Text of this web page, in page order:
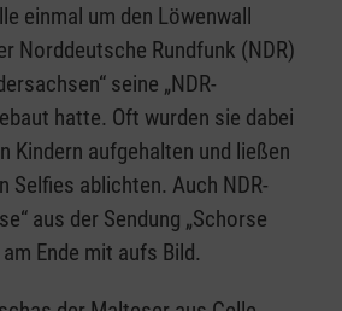
einmal um den Löwenwall
Norddeutsche Rundfunk (NDR)
seine „NDR-
hatte. Oft wurden sie dabei
Kindern aufgehalten und ließen
Selfies ablichten. Auch NDR-
aus der Sendung „Schorse
Ende mit aufs Bild.